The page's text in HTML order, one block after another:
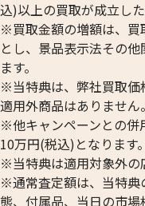
込)以上の買取が成立し
※買取金額の増額は、買
とし、景品表示法その
ます。
※当特典は、弊社買取価
適用外商品はありません。
※他キャンペーンとの併
10万円(税込)となります。
※当特典は適用対象外の
※通常査定額は、当特典
態、付属品、当日の市